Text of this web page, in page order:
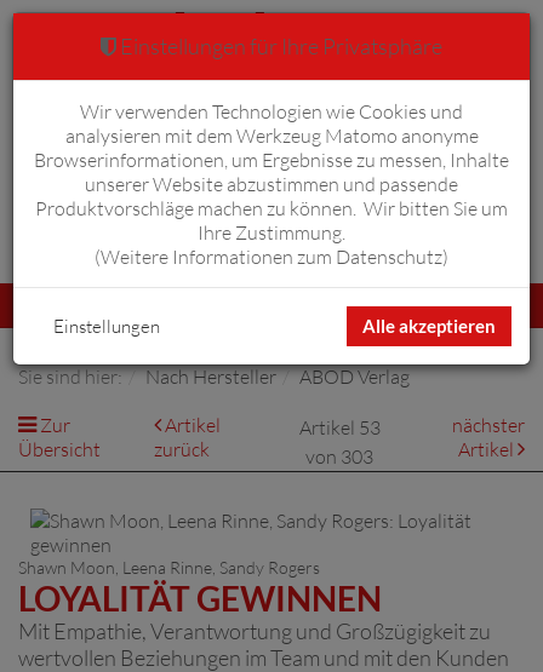
Anmelden Warenkorb 0
umschalten
Sie sind hier: Nach Hersteller
ABOD Verlag
Zur
Übersicht
Artikel
zurück
Artikel 53
von 303
nächster
Artikel
Shawn Moon, Leena Rinne, Sandy Rogers
LOYALITÄT GEWINNEN
Mit Empathie, Verantwortung und Großzügigkeit zu
wertvollen Beziehungen im Team und mit den Kunden
Einstellungen für Ihre Privatsphäre
Wir verwenden Technologien wie Cookies und
analysieren mit dem Werkzeug Matomo anonyme
Browserinformationen, um Ergebnisse zu messen, Inhalte
unserer Website abzustimmen und passende
Produktvorschläge machen zu können. Wir bitten Sie um
Ihre Zustimmung.
(Weitere Informationen zum Datenschutz)
Alle akzeptieren
Einstellungen